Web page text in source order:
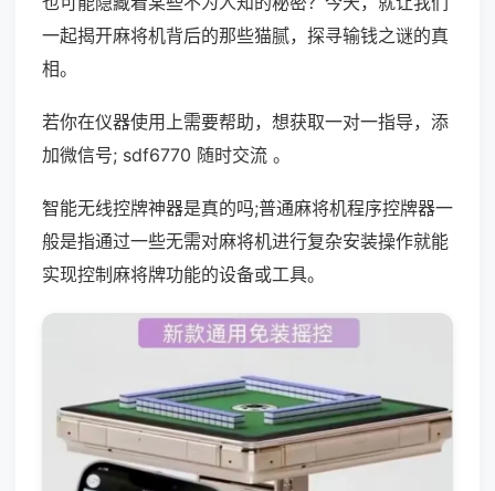
一起揭开麻将机背后的那些猫腻，探寻输钱之谜的真
相。
若你在仪器使用上需要帮助，想获取一对一指导，添
加微信号; sdf6770 随时交流 。
智能无线控牌神器是真的吗;普通麻将机程序控牌器一
般是指通过一些无需对麻将机进行复杂安装操作就能
实现控制麻将牌功能的设备或工具。